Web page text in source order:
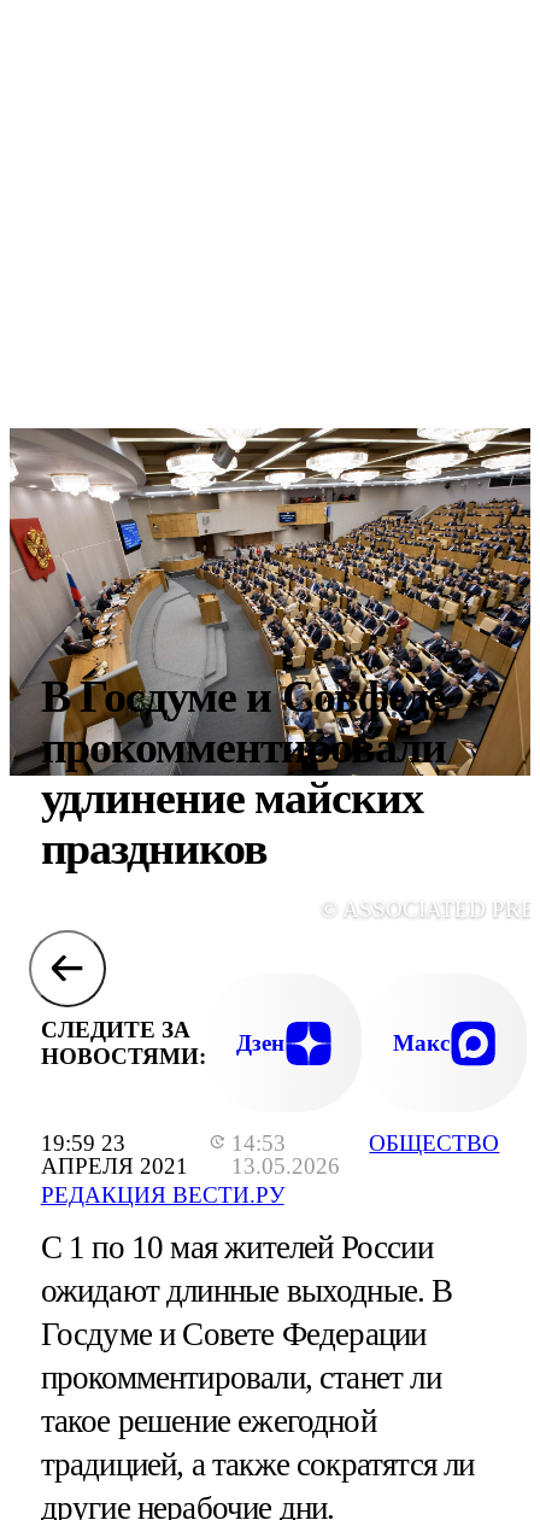
19:59 23
АПРЕЛЯ 2021
14:53
13.05.2026
РЕДАКЦИЯ ВЕСТИ.РУ
ОБЩЕСТВО
В Госдуме и Совфеде
прокомментировали
удлинение майских
праздников
© ASSOCIATED
СЛЕДИТЕ ЗА
НОВОСТЯМИ:
Дзен Макс
С 1 по 10 мая жителей России
ожидают длинные выходные. В
Госдуме и Совете Федерации
прокомментировали, станет ли
такое решение ежегодной
традицией, а также сократятся ли
другие нерабочие дни.